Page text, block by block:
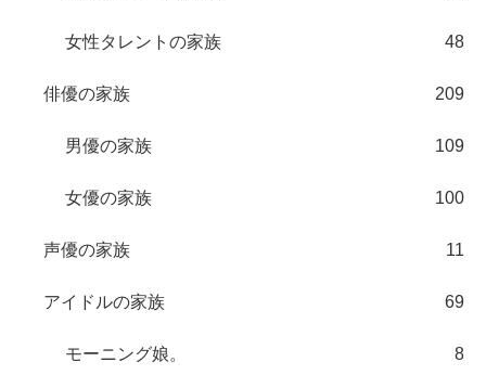
女性タレントの家族 48
俳優の家族 209
男優の家族 109
女優の家族 100
声優の家族 11
アイドルの家族 69
モーニング娘。 8